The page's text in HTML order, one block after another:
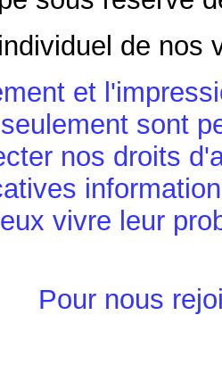
de nos
et
sont
nos droits
vivre leur
Pour nous